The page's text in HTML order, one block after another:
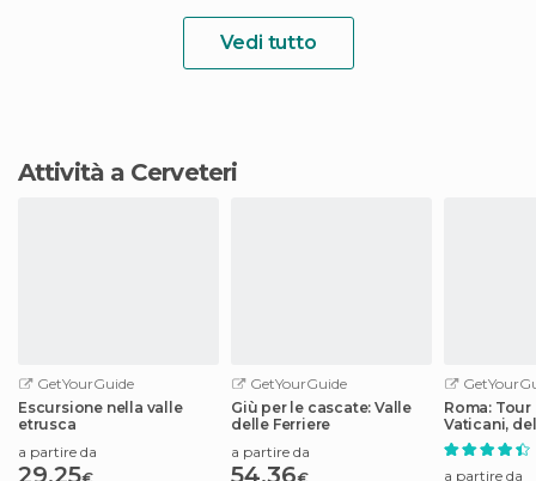
Vedi tutto
Attività a Cerveteri
GetYourGuide
Escursione nella valle
etrusca
a partire da
29,25
GetYourGuide
Giù per le cascate: Valle
delle Ferriere
a partire da
54,36
Roma:
Vaticani,
Sistina e
Roma
a partire da